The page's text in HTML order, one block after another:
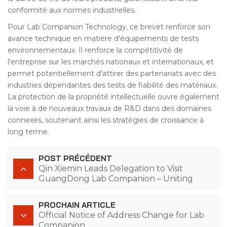
conformité aux normes industrielles.
Pour Lab Companion Technology, ce brevet renforce son
avance technique en matière d'équipements de tests
environnementaux. Il renforce la compétitivité de
l'entreprise sur les marchés nationaux et internationaux, et
permet potentiellement d'attirer des partenariats avec des
industries dépendantes des tests de fiabilité des matériaux.
La protection de la propriété intellectuelle ouvre également
la voie à de nouveaux travaux de R&D dans des domaines
connexes, soutenant ainsi les stratégies de croissance à
long terme.
POST PRÉCÉDENT
Qin Xiemin Leads Delegation to Visit
GuangDong Lab Companion – Uniting
PROCHAIN ARTICLE
Official Notice of Address Change for Lab